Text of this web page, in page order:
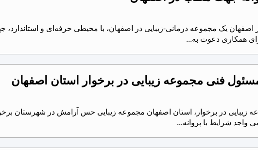
یک مجموعه درمانی-زیبایی در اصفهان، با محیطی حرفه‌ای و استاندارد،
همکاری دعوت به...
فنی مجموعه زیبایی در برخوار استان اصفهان
در برخوار، استان اصفهان مجموعه زیبایی حس آرامش در شهرستان
شرایط با پروانه...